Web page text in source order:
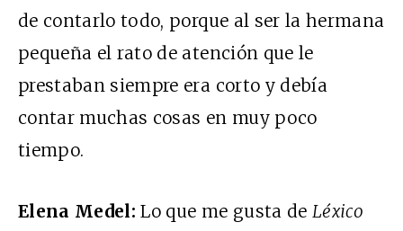
de contarlo todo, porque al ser la hermana
pequeña el rato de atención que le
prestaban siempre era corto y debía
contar muchas cosas en muy poco
tiempo.
Elena Medel: Lo que me gusta de Léxico